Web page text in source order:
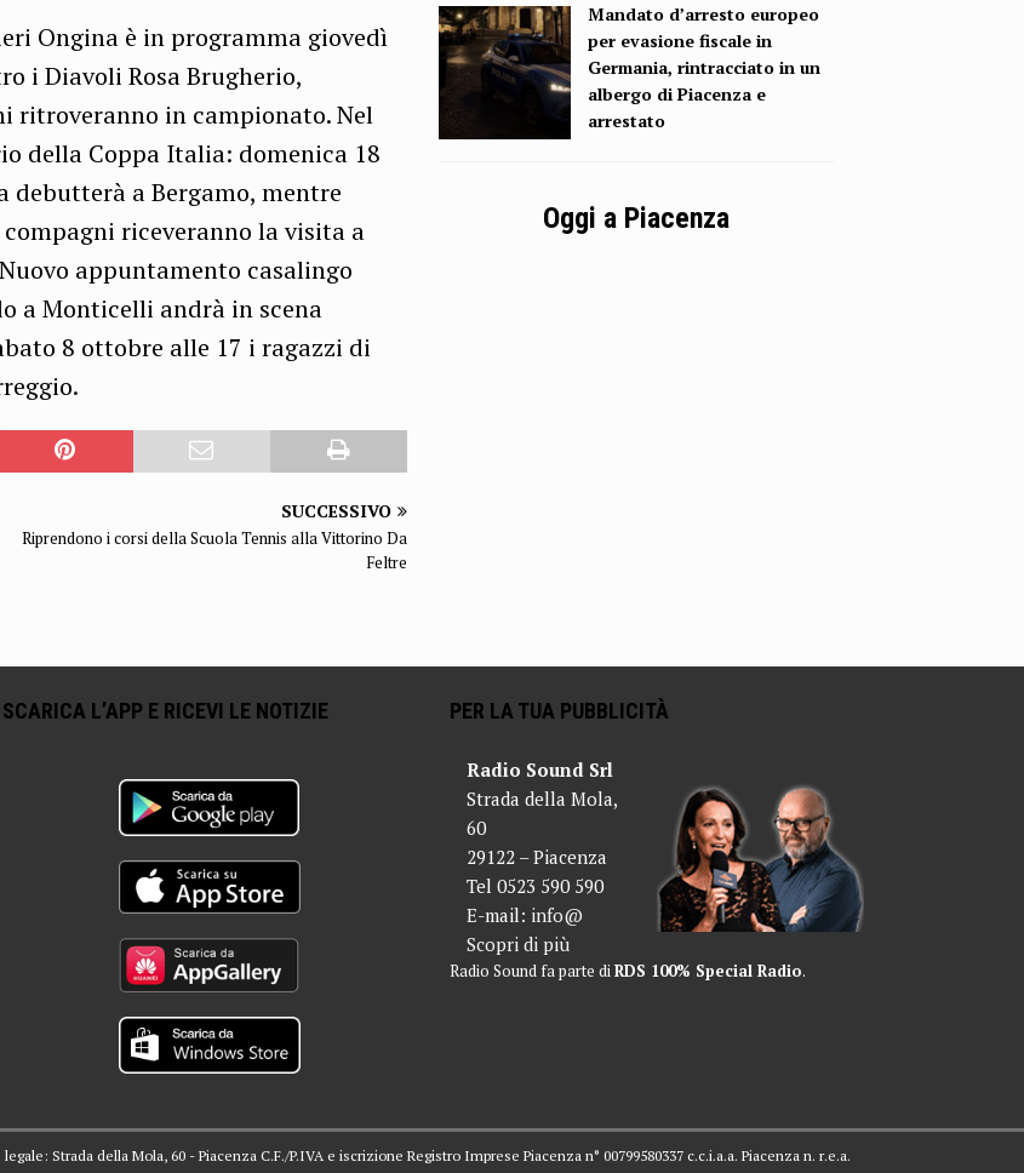
Ongina è in programma giovedì
i Diavoli Rosa Brugherio,
ritroveranno in campionato. Nel
della Coppa Italia: domenica 18
debutterà a Bergamo, mentre
riceveranno la visita a
appuntamento casalingo
a Monticelli andrà in scena
8 ottobre alle 17 i ragazzi di
SUCCESSIVO
Riprendono i corsi della Scuola Tennis alla Vittorino Da
Feltre
Mandato d’arresto europeo
per evasione fiscale in
Germania, rintracciato in un
albergo di Piacenza e
arrestato
Oggi a Piacenza
SCARICA L’APP E RICEVI LE NOTIZIE PER LA TUA PUBBLICITÀ
Radio Sound Srl
Strada della Mola,
60
29122 – Piacenza
Tel 0523 590 590
E-mail: info@
Scopri di più
Radio Sound fa parte diRDS 100% Special Radio.
Strada della Mola, 60 - Piacenza C.F./P.IVA e iscrizione Registro Imprese Piacenza n° 00799580337 c.c.i.a.a. Piacenza n. r.e.a.